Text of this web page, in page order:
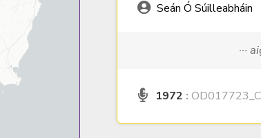
Seán Ó Súilleabháin
···
1972 :